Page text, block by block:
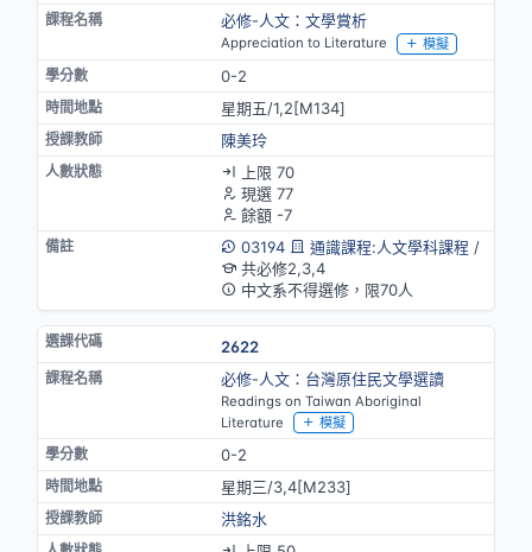
必修-人文：文學賞析
Appreciation to Literature 模擬
0-2
星期五/1,2[M134]
陳美玲
上限 70
現選 77
餘額 -7
03194
通識課程:人文學科課程 /
共必修2,3,4
中文系不得選修，限70人
2622
必修-人文：台灣原住民文學選讀
Readings on Taiwan Aboriginal
Literature
模擬
0-2
星期三/3,4[M233]
洪銘水